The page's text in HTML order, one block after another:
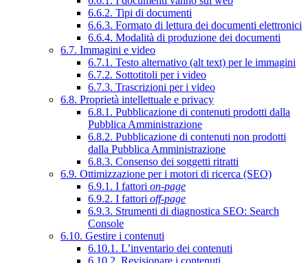
6.6.2. Tipi di documenti
6.6.3. Formato di lettura dei documenti elettronici
6.6.4. Modalità di produzione dei documenti
6.7. Immagini e video
6.7.1. Testo alternativo (alt text) per le immagini
6.7.2. Sottotitoli per i video
6.7.3. Trascrizioni per i video
6.8. Proprietà intellettuale e privacy
6.8.1. Pubblicazione di contenuti prodotti dalla
Pubblica Amministrazione
6.8.2. Pubblicazione di contenuti non prodotti
dalla Pubblica Amministrazione
6.8.3. Consenso dei soggetti ritratti
6.9. Ottimizzazione per i motori di ricerca (SEO)
6.9.1. I fattori on-page
6.9.2. I fattori off-page
6.9.3. Strumenti di diagnostica SEO: Search
Console
6.10. Gestire i contenuti
6.10.1. L’inventario dei contenuti
6.10.2. Revisionare i contenuti